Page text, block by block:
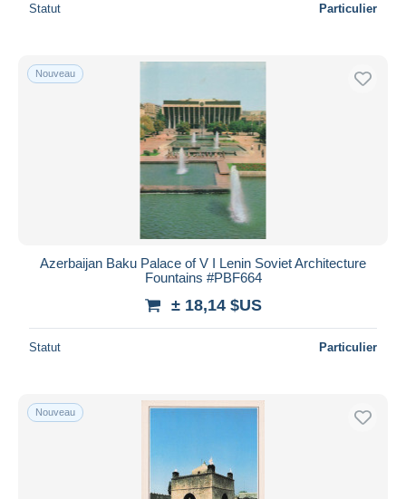
Statut Particulier
Nouveau
Azerbaijan Baku Palace of V I Lenin Soviet Architecture
Fountains #PBF664
± 18,14 $US
Statut Particulier
Nouveau